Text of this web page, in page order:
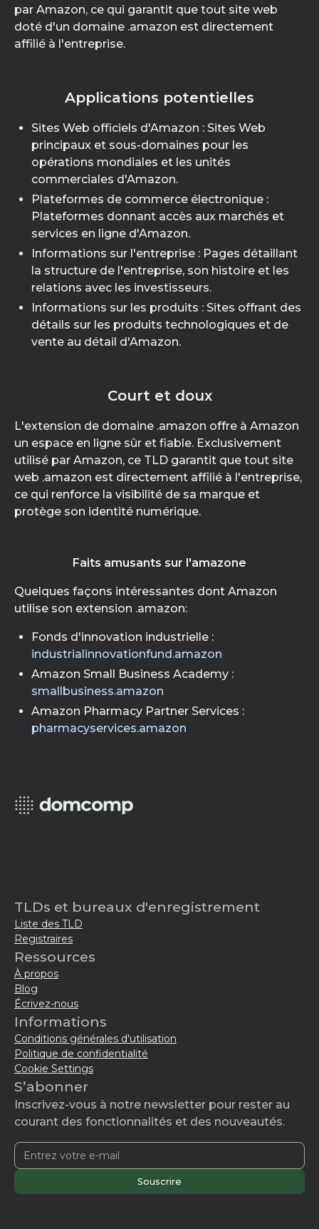
par Amazon, ce qui garantit que tout site web
doté d'un domaine .amazon est directement
affilié à l'entreprise.
Applications potentielles
Sites Web officiels d'Amazon : Sites Web
principaux et sous-domaines pour les
opérations mondiales et les unités
commerciales d'Amazon.
Plateformes de commerce électronique :
Plateformes donnant accès aux marchés et
services en ligne d'Amazon.
Informations sur l'entreprise : Pages détaillant
la structure de l'entreprise, son histoire et les
relations avec les investisseurs.
Informations sur les produits : Sites offrant des
détails sur les produits technologiques et de
vente au détail d'Amazon.
Court et doux
L'extension de domaine .amazon offre à Amazon
un espace en ligne sûr et fiable. Exclusivement
utilisé par Amazon, ce TLD garantit que tout site
web .amazon est directement affilié à l'entreprise,
ce qui renforce la visibilité de sa marque et
protège son identité numérique.
Faits amusants sur l'amazone
Quelques façons intéressantes dont Amazon
utilise son extension .amazon:
Fonds d'innovation industrielle :
industrialinnovationfund.amazon
Amazon Small Business Academy :
smallbusiness.amazon
Amazon Pharmacy Partner Services :
pharmacyservices.amazon
TLDs et bureaux d'enregistrement
Liste des TLD
Registraires
Ressources
À propos
Blog
Écrivez-nous
Informations
Conditions générales d'utilisation
Politique de confidentialité
Cookie Settings
S’abonner
Inscrivez-vous à notre newsletter pour rester au
courant des fonctionnalités et des nouveautés.